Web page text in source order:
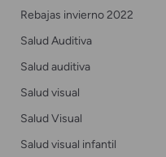
Rebajas invierno 2022
Salud Auditiva
Salud auditiva
Salud visual
Salud Visual
Salud visual infantil